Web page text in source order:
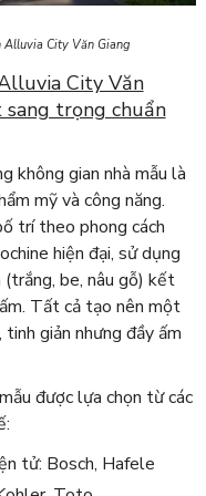
Alluvia City Văn Giang
City Văn
trọng chuẩn
không gian nhà mẫu là
mỹ và công năng.
trí theo phong cách
hiện đại, sử dụng
be, nâu gỗ) kết
Tất cả tạo nên một
giản nhưng đầy ấm
được lựa chọn từ các
tử: Bosch, Hafele